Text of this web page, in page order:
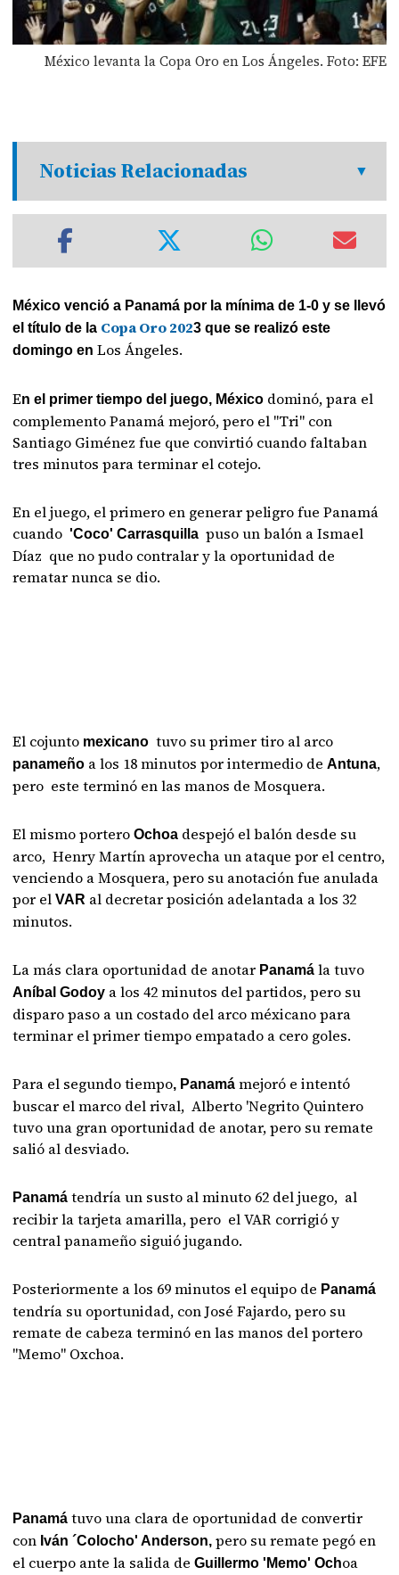
México levanta la Copa Oro en Los Ángeles. Foto: EFE
Noticias Relacionadas
México venció a Panamá por la mínima de 1-0 y se llevó
el título de la Copa Oro 2023 que se realizó este
domingo enLos Ángeles.
En el primer tiempo del juego, México dominó, para el
complemento Panamá mejoró, pero el "Tri" con
Santiago Giménez fue que convirtió cuando faltaban
tres minutos para terminar el cotejo.
En el juego, el primero en generar peligro fue Panamá
cuando 'Coco' Carrasquilla puso un balón a Ismael
Díaz que no pudo contralar y la oportunidad de
rematar nunca se dio.
El cojunto mexicano tuvo su primer tiro al arco
panameño a los 18 minutos por intermedio deAntuna,
pero este terminó en las manos de Mosquera.
El mismo porteroOchoa despejó el balón desde su
arco, Henry Martín aprovecha un ataque por el centro,
venciendo a Mosquera, pero su anotación fue anulada
por elVAR al decretar posición adelantada a los 32
minutos.
La más clara oportunidad de anotar Panamála tuvo
Aníbal Godoy a los 42 minutos del partidos, pero su
disparo paso a un costado del arco méxicano para
terminar el primer tiempo empatado a cero goles.
Para el segundo tiempo, Panamá mejoró e intentó
buscar el marco del rival, Alberto 'Negrito Quintero
tuvo una gran oportunidad de anotar, pero su remate
salió al desviado.
Panamátendría un susto al minuto 62 del juego, al
recibir la tarjeta amarilla, pero el VAR corrigió y
central panameño siguió jugando.
Posteriormente a los 69 minutos el equipo de Panamá
tendría su oportunidad, con José Fajardo, pero su
remate de cabeza terminó en las manos del portero
"Memo" Oxchoa.
Panamátuvo una clara de oportunidad de convertir
con Iván ´Colocho' Anderson, pero su remate pegó en
el cuerpo ante la salida de Guillermo 'Memo' Ochoa